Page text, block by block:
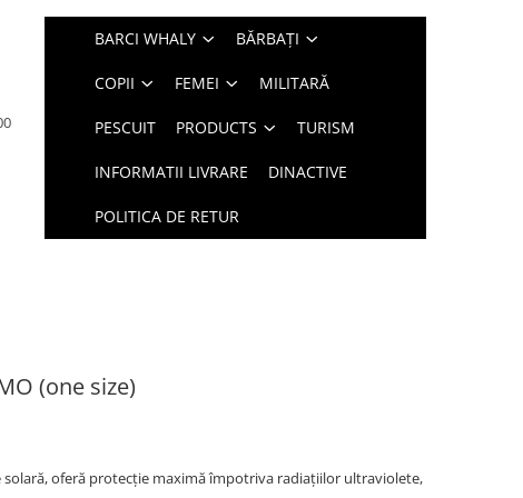
BARCI WHALY BĂRBAȚI
COPII FEMEI MILITARĂ
PESCUIT PRODUCTS TURISM
INFORMATII LIVRARE DINACTIVE
POLITICA DE RETUR
(one size)
oferă protecție maximă împotriva radiațiilor ultraviolete,